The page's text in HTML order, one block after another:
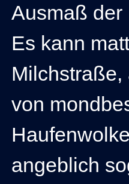
Ausmaß der
Es kann
Milchstraße,
von
angeblich